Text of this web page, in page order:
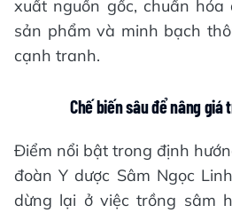
xuất nguồn gốc, chuẩn
sản phẩm và minh bạch
cạnh tranh.
Chế biến sâu để nâng giá
Điểm nổi bật trong định
đoàn Y dược Sâm Ngọc
dừng lại ở việc trồng sâm